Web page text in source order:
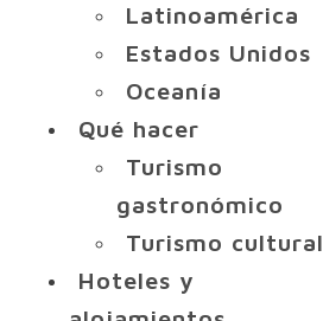
Latinoamérica
Estados Unidos
Oceanía
Qué hacer
Turismo
gastronómico
Turismo cultural
Hoteles y